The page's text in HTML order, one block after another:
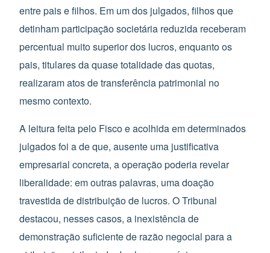
entre pais e filhos. Em um dos julgados, filhos que
detinham participação societária reduzida receberam
percentual muito superior dos lucros, enquanto os
pais, titulares da quase totalidade das quotas,
realizaram atos de transferência patrimonial no
mesmo contexto.
A leitura feita pelo Fisco e acolhida em determinados
julgados foi a de que, ausente uma justificativa
empresarial concreta, a operação poderia revelar
liberalidade: em outras palavras, uma doação
travestida de distribuição de lucros. O Tribunal
destacou, nesses casos, a inexistência de
demonstração suficiente de razão negocial para a